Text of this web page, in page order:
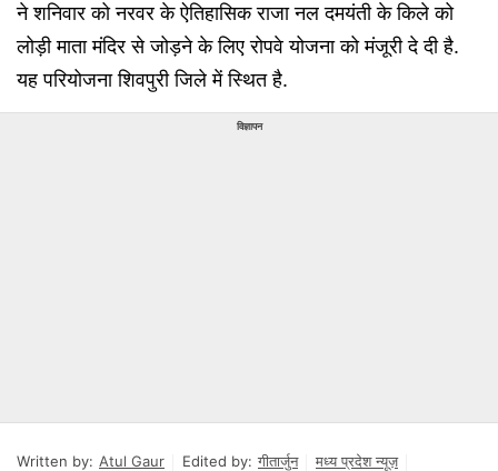
ने शनिवार को नरवर के ऐतिहासिक राजा नल दमयंती के किले को
लोड़ी माता मंदिर से जोड़ने के लिए रोपवे योजना को मंजूरी दे दी है.
यह परियोजना शिवपुरी जिले में स्थित है.
विज्ञापन
Written by: Atul Gaur Edited by: गीतार्जुन
मध्य प्रदेश न्यूज़